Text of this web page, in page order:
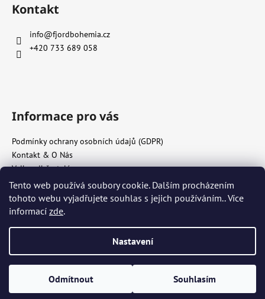
Tento web používá soubory cookie. Dalším procházením
tohoto webu vyjadřujete souhlas s jejich používáním.. Více
informací zde.
Nastavení
Odmítnout Souhlasím
Kontakt
info@fjordbohemia.cz
+420 733 689 058
Informace pro vás
Podmínky ochrany osobních údajů (GDPR)
Kontakt & O Nás
Velkoodběratelé
Reklamace a vratky
Fjord Bohemia s.r.o.. Všechna práva vyhrazena.
Odstoupit od smlouvy